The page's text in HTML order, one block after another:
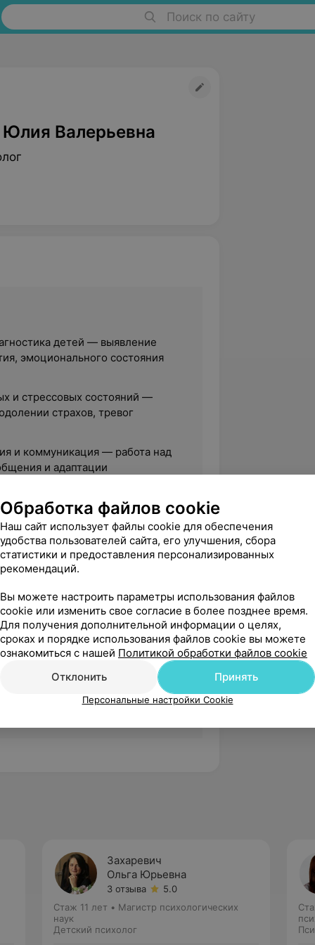
Поиск по сайту
Валерьевна
детей — выявление
эмоционального состояния
и стрессовых состояний —
страхов, тревог
и коммуникация — работа над
и адаптации
семей — консультации
поведения — помощь
и эмоциями.
и уверенности —
самооценки и навыков
кризисов — поддержка
таких как развод, потеря
учебе — психологическая
адаптации к обучению.
Захаревич
Ольга Юрьевна
3 отзыва
5.0
Стаж 11 лет • Магистр психологических
наук
Детский психолог
Обработка файлов cookie
Наш сайт использует файлы cookie для обеспечения
удобства пользователей сайта, его улучшения, сбора
статистики и предоставления персонализированных
рекомендаций.
Вы можете настроить параметры использования файлов
cookie или изменить свое согласие в более позднее время.
Для получения дополнительной информации о целях,
сроках и порядке использования файлов cookie вы можете
ознакомиться с нашей Политикой обработки файлов cookie
Отклонить
Принять
Персональные настройки Cookie